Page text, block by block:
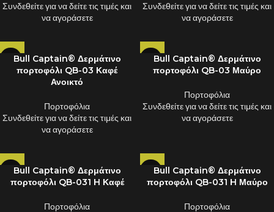
Συνδεθείτε για να δείτε τις τιμές και
να αγοράσετε
Συνδεθείτε για να δείτε τις τιμές και
να αγοράσετε
Bull Captain® Δερμάτινο
πορτοφόλι QB-03 Καφέ
Ανοικτό
Πορτοφόλια
Συνδεθείτε για να δείτε τις τιμές και
να αγοράσετε
Bull Captain® Δερμάτινο
πορτοφόλι QB-03 Μαύρο
Πορτοφόλια
Συνδεθείτε για να δείτε τις τιμές και
να αγοράσετε
Bull Captain® Δερμάτινο
πορτοφόλι QB-031 H Καφέ
Πορτοφόλια
Bull Captain® Δερμάτινο
πορτοφόλι QB-031 H Μαύρο
Πορτοφόλια